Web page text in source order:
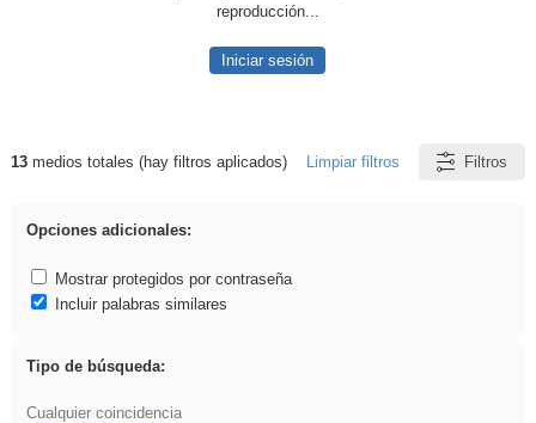
reproducción...
Iniciar sesión
Resultados de: cortar
13medios totales (hay filtros aplicados) Limpiar filtros Filtros
Opciones adicionales:
Mostrar protegidos por contraseña
Incluir palabras similares
Tipo de búsqueda:
Cualquier coincidencia